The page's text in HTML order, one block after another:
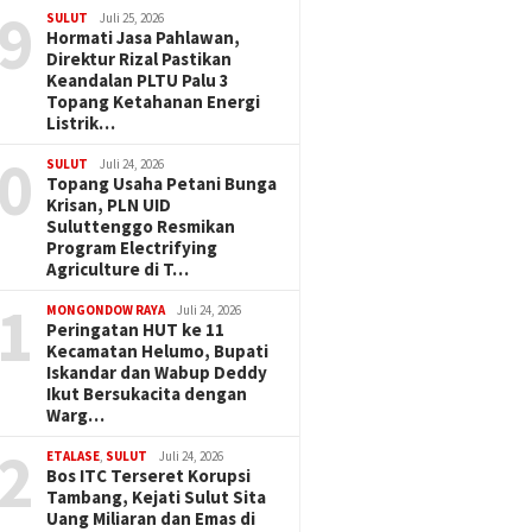
SULUT Juli 25, 2026
Hormati Jasa Pahlawan,
Direktur Rizal Pastikan
Keandalan PLTU Palu 3
Topang Ketahanan Energi
Listrik…
SULUT Juli 24, 2026
Topang Usaha Petani Bunga
Krisan, PLN UID
Suluttenggo Resmikan
Program Electrifying
Agriculture di T…
MONGONDOW RAYA Juli 24, 2026
Peringatan HUT ke 11
Kecamatan Helumo, Bupati
Iskandar dan Wabup Deddy
Ikut Bersukacita dengan
Warg…
ETALASE, SULUT Juli 24, 2026
Bos ITC Terseret Korupsi
Tambang, Kejati Sulut Sita
Uang Miliaran dan Emas di